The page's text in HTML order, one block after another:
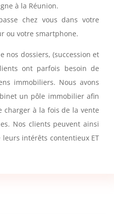
à la Réunion.
chez vous dans votre
ou votre smartphone.
nos dossiers, (succession et
ont parfois besoin de
immobiliers. Nous avons
un pôle immobilier afin
charger à la fois de la vente
Nos clients peuvent ainsi
intérêts contentieux ET